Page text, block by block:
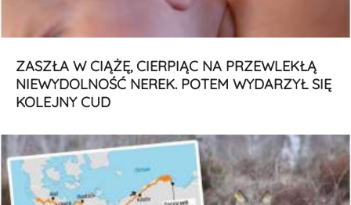
ZASZŁA W CIĄŻĘ, CIERPIĄC NA PRZEWLEKŁĄ
NIEWYDOLNOŚĆ NEREK. POTEM WYDARZYŁ SIĘ
KOLEJNY CUD